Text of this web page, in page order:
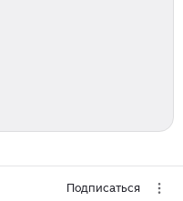
Подписаться